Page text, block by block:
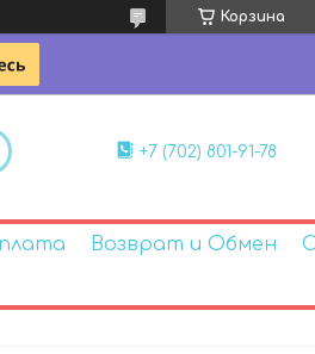
Корзина
+7 (702) 801-91-78
Возврат и Обмен